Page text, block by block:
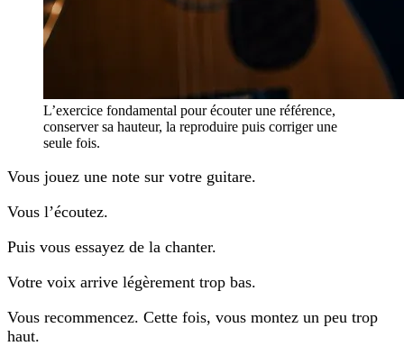
L’exercice fondamental pour écouter une référence,
conserver sa hauteur, la reproduire puis corriger une
seule fois.
Vous jouez une note sur votre guitare.
Vous l’écoutez.
Puis vous essayez de la chanter.
Votre voix arrive légèrement trop bas.
Vous recommencez. Cette fois, vous montez un peu trop
haut.